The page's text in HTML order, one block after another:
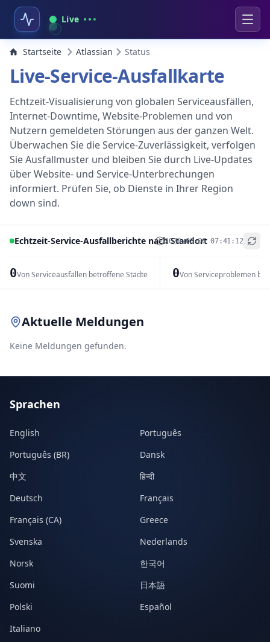
Live
Startseite Atlassian Status
Live-Service-Ausfallkarte
Echtzeit-Visualisierung von globalen Serviceausfällen,
Internet-Downtime, Website-Problemen und von
Nutzern gemeldeten Störungen aus der ganzen Welt.
Überwachen Sie die Service-Zuverlässigkeit, verfolgen
Sie Ausfallmuster und bleiben Sie durch Live-Updates
über Website- und Service-Unterbrechungen
informiert. Prüfen Sie, ob Dienste in Ihrer Region
down sind.
Echtzeit-Service-Ausfallberichte nach Standort
2026-08-06 07:41:12
0Von Serviceausfällen betroffene Städte 0Von Serviceproblemen
+
Aktuelle Meldungen
Keine Meldungen gefunden.
Sprachen
English
Português
Português (BR)
Dansk
中文
हिन्दी
Deutsch
Français
Français (CA)
Greece
Svenska
Nederlands
Norsk
한국어
Suomi
日本語
Polski
Español
Italiano